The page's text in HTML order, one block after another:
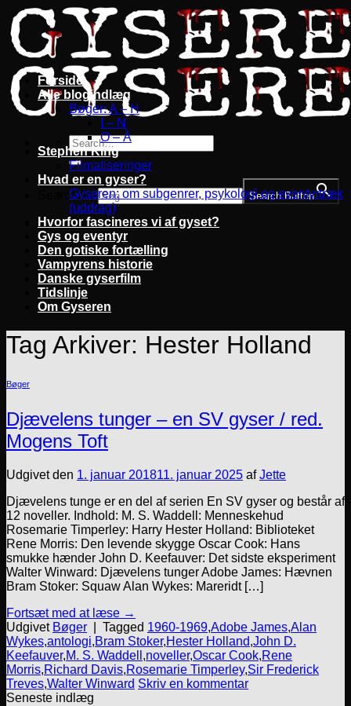
Fortsæt
til
indhold
Search for: Search Button
Forside
Alle blogindlæg
Bøger: A – H
I – N
O – Å
Stephen King
Filmatiseringer
Hvad er en gyser?
Gyseren: om subgenrer, psykologi og eventyrtræk
(uddrag)
Hvorfor fascineres vi af gyset?
Gys og eventyr
Den gotiske fortælling
Vampyrens historie
Danske gyserfilm
Tidslinje
Om Gyseren
Tag Arkiver: Hester Holland
Bøger
Djævelens tunger – en SV gyser / red.
Mogens Toft
Udgivet den 1. januar 201811. januar 2025 afJette
Djævelens tunge er en del af serien En SV gyser og består af
12 noveller. Indhold: M. S. Waddell: Menneskehud
Rosemarie Timperley: Harry Hester Holland: Biblioteket
Rene Morris: Den levende skygge Oscar Cook: Hans
smukke hænder John D. Keefauver: Det sidste eksperiment
Walter Winward: Djævelens tunger Adobe James: Hævnen
Bram Stoker: Squaw Alan Wykes: Mareridt […]
Fortsæt med at læse →
Udgivet Bøger Tagged 1960-1969,Adobe James,Alan
Wykes,antologi,Bram Stoker,Hester Holland,John D.
Keefauver,M. S. Waddell ,noveller,Oscar Cook,Rene
Morris,Richard Davis,Rosemarie Timperley,Sir Frederick
Treves,Walter Winward Skriv en kommentar
Seneste indlæg